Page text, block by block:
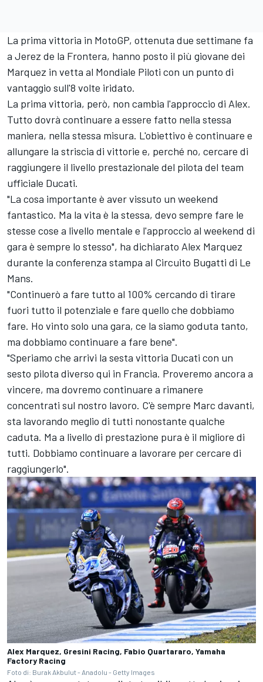
La prima vittoria in MotoGP, ottenuta due settimane fa
a Jerez de la Frontera, hanno posto il più giovane dei
Marquez in vetta al Mondiale Piloti con un punto di
vantaggio sull'8 volte iridato.
La prima vittoria, però, non cambia l'approccio di Alex.
Tutto dovrà continuare a essere fatto nella stessa
maniera, nella stessa misura. L'obiettivo è continuare e
allungare la striscia di vittorie e, perché no, cercare di
raggiungere il livello prestazionale del pilota del team
ufficiale Ducati.
"La cosa importante è aver vissuto un weekend
fantastico. Ma la vita è la stessa, devo sempre fare le
stesse cose a livello mentale e l'approccio al weekend di
gara è sempre lo stesso", ha dichiarato Alex Marquez
durante la conferenza stampa al Circuito Bugatti di Le
Mans.
"Continuerò a fare tutto al 100% cercando di tirare
fuori tutto il potenziale e fare quello che dobbiamo
fare. Ho vinto solo una gara, ce la siamo goduta tanto,
ma dobbiamo continuare a fare bene".
"Speriamo che arrivi la sesta vittoria Ducati con un
sesto pilota diverso qui in Francia. Proveremo ancora a
vincere, ma dovremo continuare a rimanere
concentrati sul nostro lavoro. C'è sempre Marc davanti,
sta lavorando meglio di tutti nonostante qualche
caduta. Ma a livello di prestazione pura è il migliore di
tutti. Dobbiamo continuare a lavorare per cercare di
raggiungerlo".
Alex Marquez, Gresini Racing, Fabio Quartararo, Yamaha
Factory Racing
Foto di: Burak Akbulut - Anadolu - Getty Images